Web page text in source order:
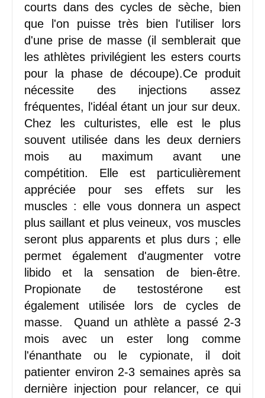
courts dans des cycles de sèche, bien
que l'on puisse très bien l'utiliser lors
d'une prise de masse (il semblerait que
les athlètes privilégient les esters courts
pour la phase de découpe).Ce produit
nécessite des injections assez
fréquentes, l'idéal étant un jour sur deux.
Chez les culturistes, elle est le plus
souvent utilisée dans les deux derniers
mois au maximum avant une
compétition. Elle est particulièrement
appréciée pour ses effets sur les
muscles : elle vous donnera un aspect
plus saillant et plus veineux, vos muscles
seront plus apparents et plus durs ; elle
permet également d'augmenter votre
libido et la sensation de bien-être.
Propionate de testostérone est
également utilisée lors de cycles de
masse. Quand un athlète a passé 2-3
mois avec un ester long comme
l'énanthate ou le cypionate, il doit
patienter environ 2-3 semaines après sa
dernière injection pour relancer, ce qui